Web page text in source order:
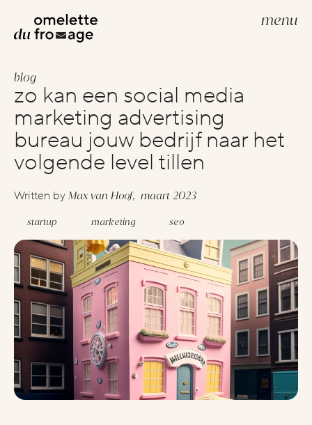
menu
build your website
webdevelopment
webdesign
scale your brand
scale
creative strategies
google advertenties
social media advertenties
search engine optimization (seo)
who we are
about
industries
blog
zo kan een social media
marketing advertising
bureau jouw bedrijf naar het
volgende level tillen
Written by Max van Hoof, maart 2023
startup marketing seo